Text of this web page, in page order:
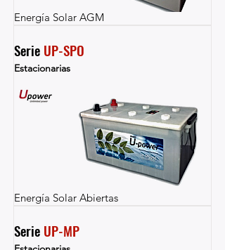
Energía Solar AGM
Serie UP-SPO
Estacionarias
Energía Solar Abiertas
Serie UP-MP